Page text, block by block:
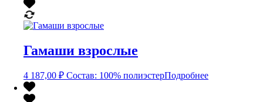
Гамаши взрослые
4 187,00 ₽ Состав: 100% полиэстерПодробнее